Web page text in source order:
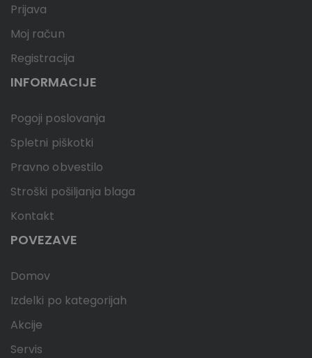
Prijava
Moj račun
Registracija
INFORMACIJE
Pogoji poslovanja
Spletni piškotki
Pravno obvestilo
Stroški pošiljanja blaga
Kontakt
POVEZAVE
Domov
Izdelki po kategorijah
Akcije
Servis